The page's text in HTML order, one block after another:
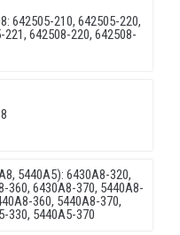
642505-210, 642505-220,
642508-220, 642508-
5440A5): 6430A8-320,
360, 6430A8-370, 5440A8-
360, 5440A8-370,
330, 5440A5-370